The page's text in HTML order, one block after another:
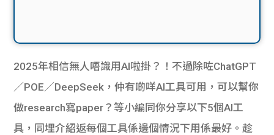
2025年相信無人唔識用AI啦掛？！不過除咗ChatGPT
／POE／DeepSeek，仲有啲咩AI工具可用，可以幫你
做research寫paper？等小編同你分享以下5個AI工
具，同埋介紹返每個工具係邊個情況下用係最好。趁